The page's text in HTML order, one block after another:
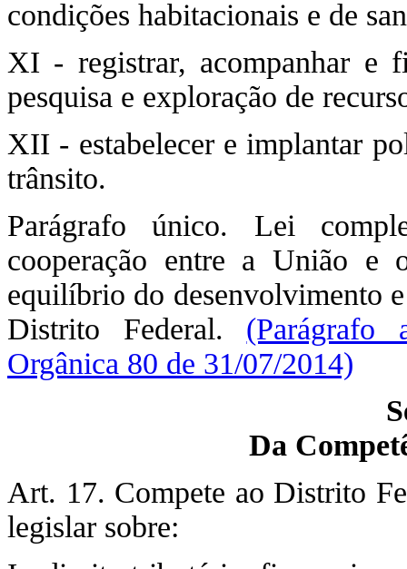
condições habitacionais e de
XI - registrar, acompanhar e
pesquisa e exploração de
XII - estabelecer e implantar
trânsito.
Parágrafo único. Lei
cooperação entre a União
equilíbrio do desenvolvimento
Distrito Federal. (Parágrafo
Orgânica 80 de 31/07/2014)
Da
Art. 17. Compete ao Distrito
legislar sobre: